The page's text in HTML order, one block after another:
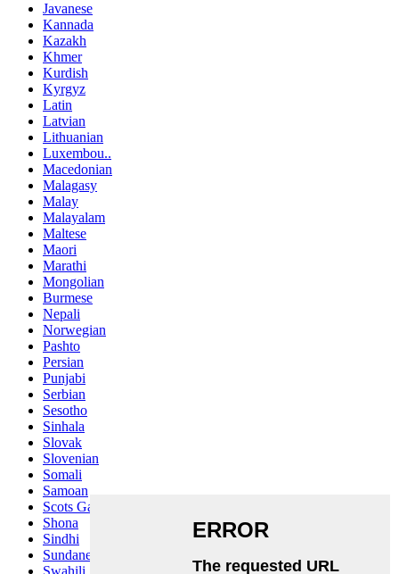
Javanese
Kannada
Kazakh
Khmer
Kurdish
Kyrgyz
Latin
Latvian
Lithuanian
Luxembou..
Macedonian
Malagasy
Malay
Malayalam
Maltese
Maori
Marathi
Mongolian
Burmese
Nepali
Norwegian
Pashto
Persian
Punjabi
Serbian
Sesotho
Sinhala
Slovak
Slovenian
Somali
Samoan
Scots Gaelic
Shona
Sindhi
Sundanese